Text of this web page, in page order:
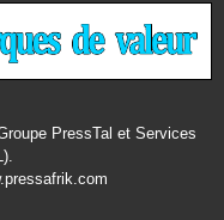
PressTal et Services